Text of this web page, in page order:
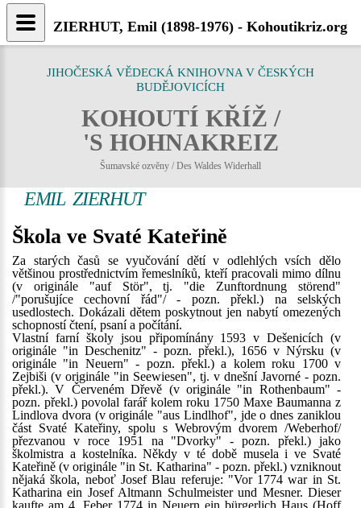
JIHOČESKÁ VĚDECKÁ KNIHOVNA V ČESKÝCH
BUDĚJOVICÍCH
KOHOUTÍ KŘÍŽ /
'S HOHNAKREIZ
Šumavské ozvěny / Des Waldes Widerhall
EMIL ZIERHUT
Škola ve Svaté Kateřině
Za starých časů se vyučování dětí v odlehlých vsích dělo
většinou prostřednictvím řemeslníků, kteří pracovali mimo dílnu
(v originále "auf Stör", tj. "die Zunftordnung störend"
/"porušujíce cechovní řád"/ - pozn. překl.) na selských
usedlostech. Dokázali dětem poskytnout jen nabytí omezených
schopností čtení, psaní a počítání.
Vlastní farní školy jsou připomínány 1593 v Dešenicích (v
originále "in Deschenitz" - pozn. překl.), 1656 v Nýrsku (v
originále "in Neuern" - pozn. překl.) a kolem roku 1700 v
Zejbiši (v originále "in Seewiesen", tj. v dnešní Javorné - pozn.
překl.). V Červeném Dřevě (v originále "in Rothenbaum" -
pozn. překl.) povolal farář kolem roku 1750 Maxe Baumanna z
Lindlova dvora (v originále "aus Lindlhof", jde o dnes zaniklou
část Svaté Kateřiny, spolu s Webrovým dvorem /Weberhof/
přezvanou v roce 1951 na "Dvorky" - pozn. překl.) jako
školmistra a kostelníka. Někdy v té době musela i ve Svaté
Kateřině (v originále "in St. Katharina" - pozn. překl.) vzniknout
nějaká škola, neboť Josef Blau referuje: "Vor 1774 war in St.
Katharina ein Josef Altmann Schulmeister und Mesner. Dieser
kaufte am 4. Feber 1774 in Neuern ein bürgerlich Haus (Hoff
ZIERHUT, Emil (1898-1976) - Kohoutikriz.org